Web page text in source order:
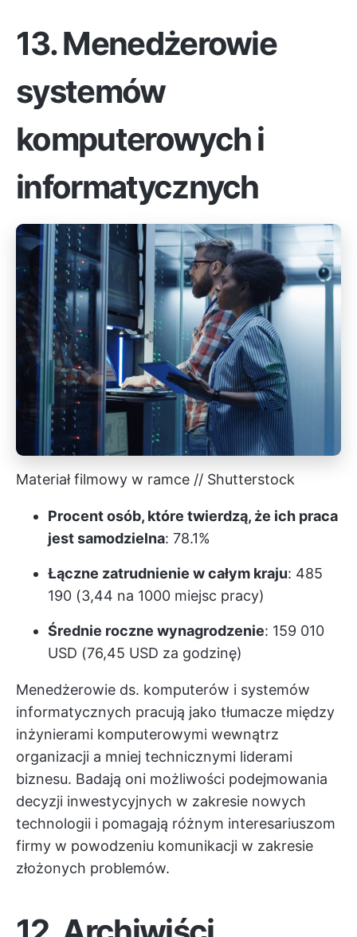
13. Menedżerowie
systemów
komputerowych i
informatycznych
Materiał filmowy w ramce // Shutterstock
Procent osób, które twierdzą, że ich praca
jest samodzielna: 78.1%
Łączne zatrudnienie w całym kraju: 485
190 (3,44 na 1000 miejsc pracy)
Średnie roczne wynagrodzenie: 159 010
USD (76,45 USD za godzinę)
Menedżerowie ds. komputerów i systemów
informatycznych pracują jako tłumacze między
inżynierami komputerowymi wewnątrz
organizacji a mniej technicznymi liderami
biznesu. Badają oni możliwości podejmowania
decyzji inwestycyjnych w zakresie nowych
technologii i pomagają różnym interesariuszom
firmy w powodzeniu komunikacji w zakresie
złożonych problemów.